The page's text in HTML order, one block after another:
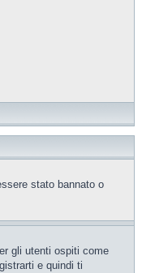
stato bannato o
gli utenti ospiti come
e quindi ti